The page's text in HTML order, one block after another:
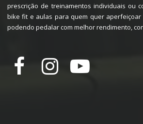
prescrição de treinamentos individuais ou
bike fit e aulas para quem quer aperfeiçoar
podendo pedalar com melhor rendimento,